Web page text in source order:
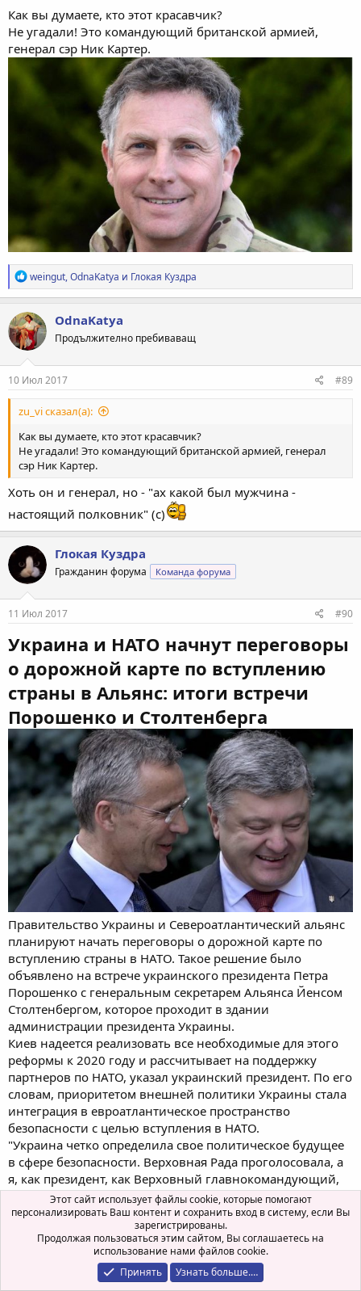
Как вы думаете, кто этот красавчик?
Не угадали! Это командующий британской армией,
генерал сэр Ник Картер.
Р
е
а
к
ц
и
и
:
weingut,OdnaKatya и Глокая Куздра
OdnaKatya
Продължително пребиваващ
10 Июл 2017 #89
zu_vi сказал(а):
Как вы думаете, кто этот красавчик?
Не угадали! Это командующий британской армией, генерал
сэр Ник Картер.
Хоть он и генерал, но - "ах какой был мужчина -
настоящий полковник" (с)
Глокая Куздра
Гражданин форума Команда форума
11 Июл 2017 #90
Украина и НАТО начнут переговоры
о дорожной карте по вступлению
страны в Альянс: итоги встречи
Порошенко и Столтенберга
Правительство Украины и Североатлантический альянс
планируют начать переговоры о дорожной карте по
вступлению страны в НАТО. Такое решение было
объявлено на встрече украинского президента Петра
Порошенко с генеральным секретарем Альянса Йенсом
Столтенбергом, которое проходит в здании
администрации президента Украины.
Киев надеется реализовать все необходимые для этого
реформы к 2020 году и рассчитывает на поддержку
партнеров по НАТО, указал украинский президент. По его
словам, приоритетом внешней политики Украины стала
интеграция в евроатлантическое пространство
безопасности с целью вступления в НАТО.
"Украина четко определила свое политическое будущее
в сфере безопасности. Верховная Рада проголосовала, а
я, как президент, как Верховный главнокомандующий,
подписал закон, который ставит целью наше будущее
членство в НАТО как цель нашей международной
политики безопасности", — заявил глава государства.
"Мы считаем необходимым, и сегодня это четко
подчеркнули, чтобы мы начали дискуссию о введении
Membership Action Plan (План действий по членству, -
Этот сайт использует файлы cookie, которые помогают
персонализировать Ваш контент и сохранить вход в систему, если Вы
зарегистрированы.
Продолжая пользоваться этим сайтом, Вы соглашаетесь на
использование нами файлов cookie.
Принять
Узнать больше.…